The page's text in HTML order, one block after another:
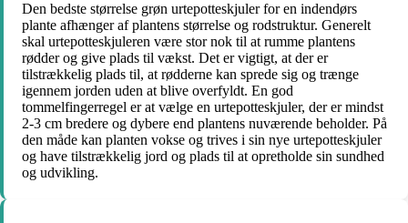
Den bedste størrelse grøn urtepotteskjuler for en indendørs
plante afhænger af plantens størrelse og rodstruktur. Generelt
skal urtepotteskjuleren være stor nok til at rumme plantens
rødder og give plads til vækst. Det er vigtigt, at der er
tilstrækkelig plads til, at rødderne kan sprede sig og trænge
igennem jorden uden at blive overfyldt. En god
tommelfingerregel er at vælge en urtepotteskjuler, der er mindst
2-3 cm bredere og dybere end plantens nuværende beholder. På
den måde kan planten vokse og trives i sin nye urtepotteskjuler
og have tilstrækkelig jord og plads til at opretholde sin sundhed
og udvikling.